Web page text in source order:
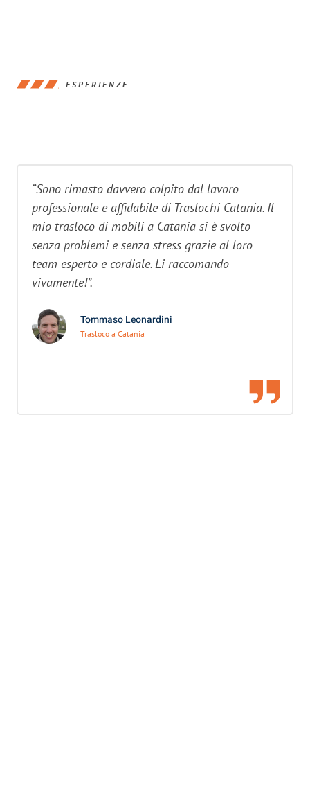
ESPERIENZE
“Sono rimasto davvero colpito dal lavoro
professionale e affidabile di Traslochi Catania. Il
mio trasloco di mobili a Catania si è svolto
senza problemi e senza stress grazie al loro
team esperto e cordiale. Li raccomando
vivamente!”.
Tommaso Leonardini
Trasloco a Catania